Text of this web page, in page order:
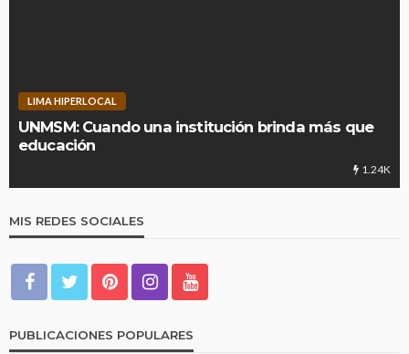
LIMA HIPERLOCAL
UNMSM: Cuando una institución brinda más que
educación
1.24K
MIS REDES SOCIALES
PUBLICACIONES POPULARES